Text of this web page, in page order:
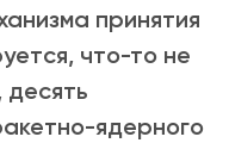
принятия
что-то не
ядерного